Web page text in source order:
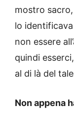
mostro
lo
non essere
quindi
al di là del
Non appena